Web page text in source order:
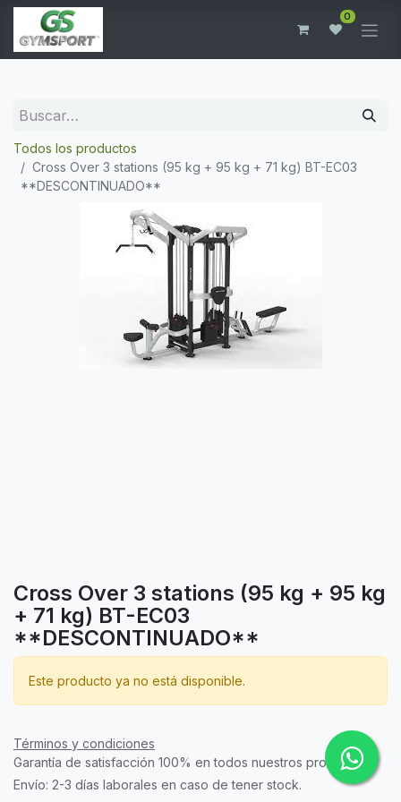
0
Todos los productos
Cross Over 3 stations (95 kg + 95 kg + 71 kg) BT-EC03
**DESCONTINUADO**
Cross Over 3 stations (95 kg + 95 kg
+ 71 kg) BT-EC03
**DESCONTINUADO**
Este producto ya no está disponible.
Términos y condiciones
Garantía de satisfacción 100% en todos nuestros productos.
Envío: 2-3 días laborales en caso de tener stock.